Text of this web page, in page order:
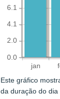
jan
0.0
2.0
4.1
6.1
Este gráfico
da duração do